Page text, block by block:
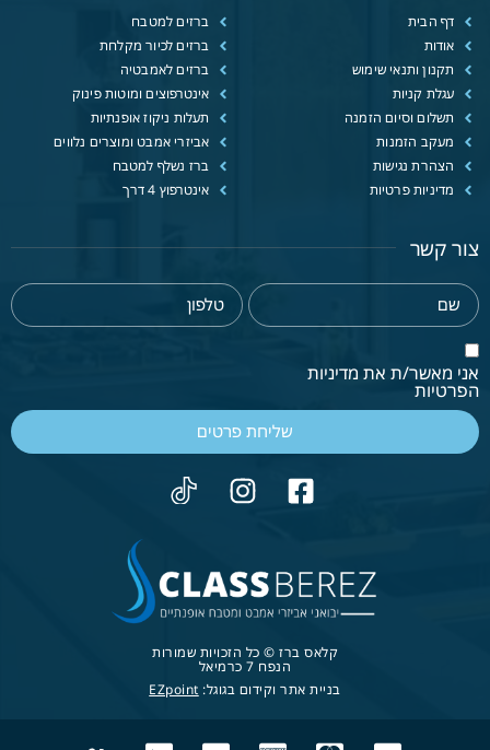
דף הבית
אודות
תקנון ותנאי שימוש
עגלת קניות
תשלום וסיום הזמנה
מעקב הזמנות
הצהרת נגישות
מדיניות פרטיות
ברזים למטבח
ברזים לכיור מקלחת
ברזים לאמבטיה
אינטרפוצים ומוטות פינוק
תעלות ניקוז אופנתיות
אביזרי אמבט ומוצרים נלווים
ברז נשלף למטבח
אינטרפוץ 4 דרך
צור קשר
אני מאשר/ת את מדיניות
הפרטיות
שליחת פרטים
קלאס ברז © כל הזכויות שמורות
הנפח 7 כרמיאל
בניית אתר וקידום בגוגל: EZpoint